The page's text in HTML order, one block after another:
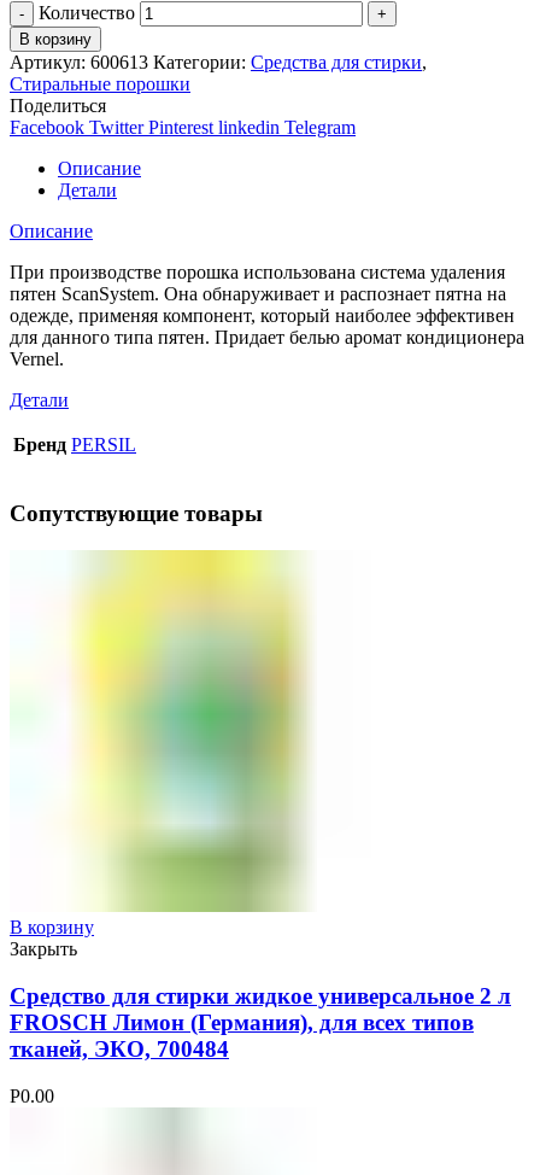
Количество
В корзину
Артикул: 600613 Категории: Средства для стирки,
Стиральные порошки
Поделиться
Facebook Twitter Pinterest linkedin Telegram
Описание
Детали
Описание
При производстве порошка использована система удаления
пятен ScanSystem. Она обнаруживает и распознает пятна на
одежде, применяя компонент, который наиболее эффективен
для данного типа пятен. Придает белью аромат кондиционера
Vernel.
Детали
Бренд PERSIL
Сопутствующие товары
В корзину
Закрыть
Средство для стирки жидкое универсальное 2 л
FROSCH Лимон (Германия), для всех типов
тканей, ЭКО, 700484
Р0.00